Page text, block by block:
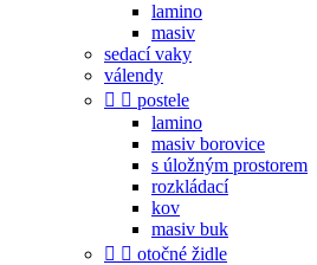
lamino
masiv
sedací vaky
válendy
  postele
lamino
masiv borovice
s úložným prostorem
rozkládací
kov
masiv buk
  otočné židle